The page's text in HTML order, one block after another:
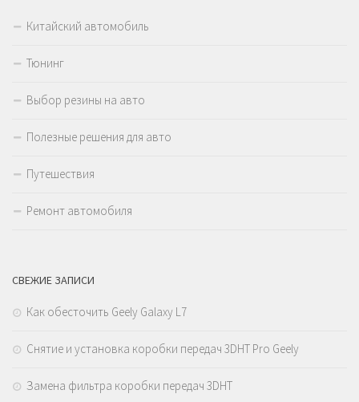
Китайский автомобиль
Тюнинг
Выбор резины на авто
Полезные решения для авто
Путешествия
Ремонт автомобиля
СВЕЖИЕ ЗАПИСИ
Как обесточить Geely Galaxy L7
Снятие и установка коробки передач 3DHT Pro Geely
Замена фильтра коробки передач 3DHT